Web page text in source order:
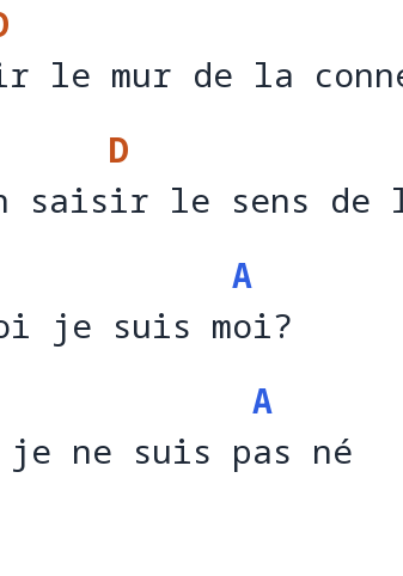
le mur de la
le mur de la
sais
D
ir le sens de
saisir le sens de
je suis m
A
o
je suis moi?
je ne suis p
A
a
je ne suis pas né